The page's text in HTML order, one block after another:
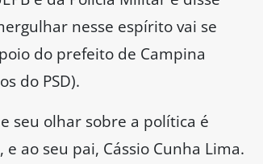
nesse espírito vai se
do prefeito de Campina
do PSD).
seu olhar sobre a política é
ao seu pai, Cássio Cunha Lima.